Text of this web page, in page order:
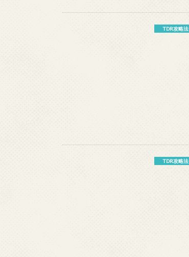
TDR攻略法
TDR攻略法